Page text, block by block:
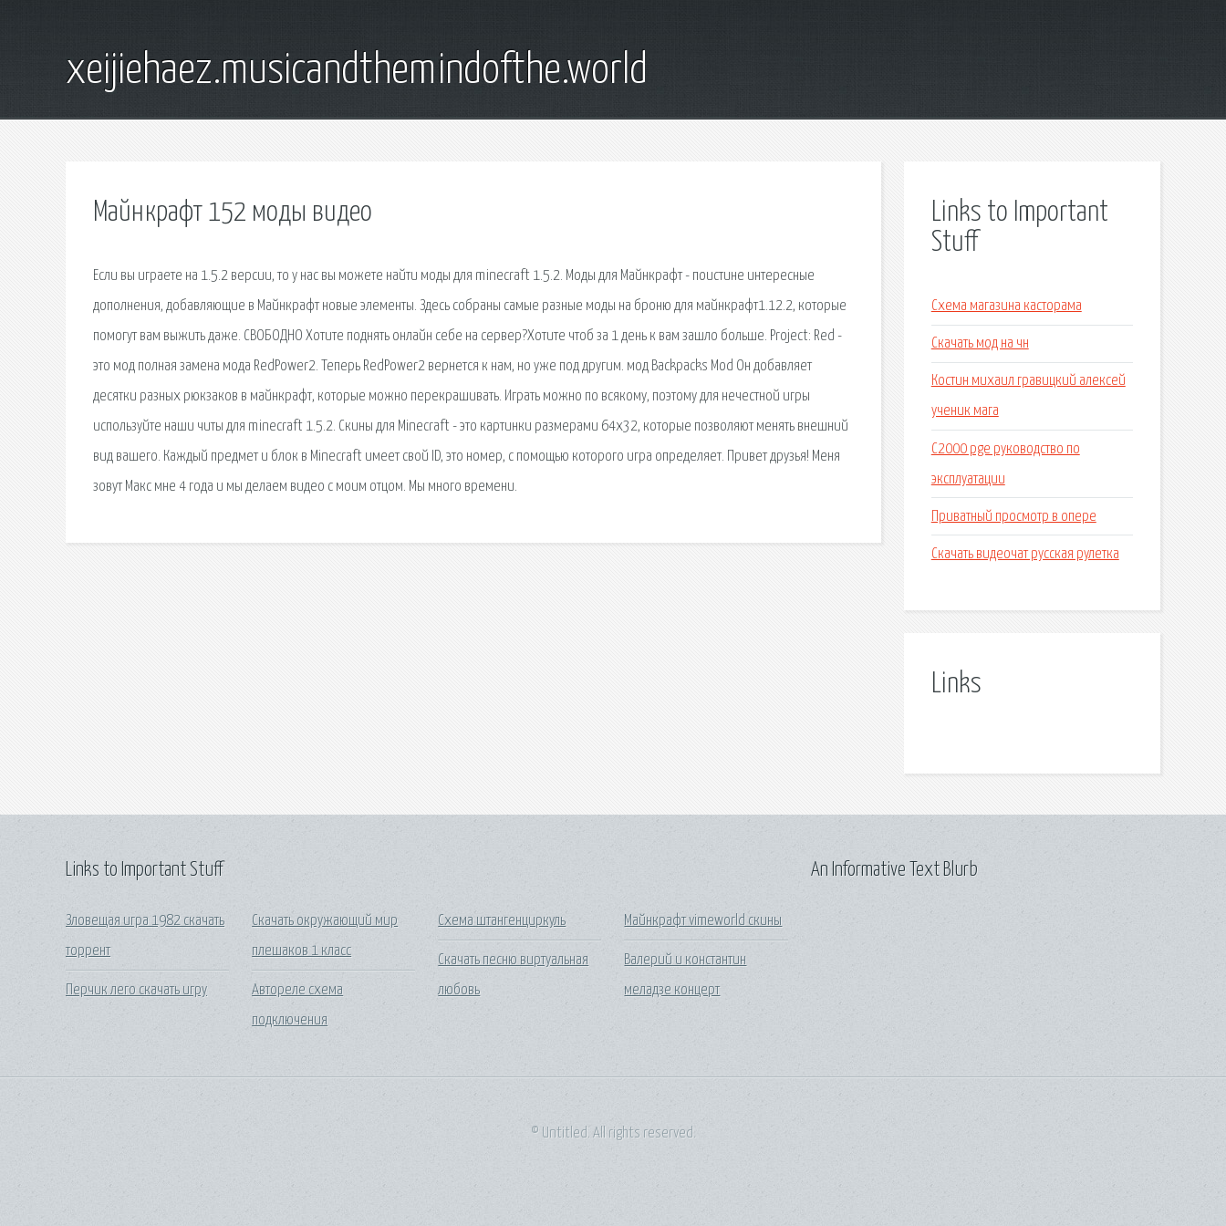
xeijiehaez.musicandthemindofthe.world
Майнкрафт 152 моды видео
Если вы играете на 1.5.2 версии, то у нас вы можете найти моды для minecraft 1.5.2. Моды для Майнкрафт - поистине интересные
дополнения, добавляющие в Майнкрафт новые элементы. Здесь собраны самые разные моды на броню для майнкрафт1.12.2, которые
помогут вам выжить даже. СВОБОДНО Хотите поднять онлайн себе на сервер?Хотите чтоб за 1 день к вам зашло больше. Project: Red -
это мод полная замена мода RedPower2. Теперь RedPower2 вернется к нам, но уже под другим. мод Backpacks Mod Он добавляет
десятки разных рюкзаков в майнкрафт, которые можно перекрашивать. Играть можно по всякому, поэтому для нечестной игры
используйте наши читы для minecraft 1.5.2. Скины для Minecraft - это картинки размерами 64x32, которые позволяют менять внешний
вид вашего. Каждый предмет и блок в Minecraft имеет свой ID, это номер, с помощью которого игра определяет. Привет друзья! Меня
зовут Макс мне 4 года и мы делаем видео с моим отцом. Мы много времени.
Links to Important
Stuff
Схема магазина касторама
Скачать мод на чн
Костин михаил гравицкий алексей
ученик мага
С2000 pge руководство по
эксплуатации
Приватный просмотр в опере
Скачать видеочат русская рулетка
Links
Links to Important Stuff
Зловещая игра 1982 скачать
торрент
Перчик лего скачать игру
Скачать окружающий мир
плешаков 1 класс
Автореле схема
подключения
Схема штангенциркуль
Скачать песню виртуальная
любовь
Майнкрафт vimeworld скины
Валерий и константин
меладзе концерт
An Informative Text Blurb
© Untitled. All rights reserved.